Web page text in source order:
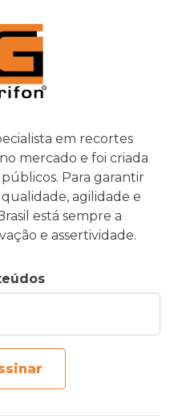
em recortes
mercado e foi criada
Para garantir
agilidade e
está sempre a
e assertividade.